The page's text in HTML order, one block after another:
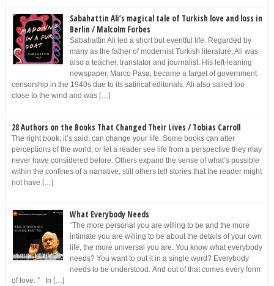
Sabahattin Ali’s magical tale of Turkish love and loss in
Berlin / Malcolm Forbes
Sabahattin Ali led a short but eventful life. Regarded by
many as the father of modernist Turkish literature, Ali was
also a teacher, translator and journalist. His left-leaning
newspaper, Marco Pasa, became a target of government
censorship in the 1940s due to its satirical editorials. Ali also sailed too
close to the wind and was […]
28 Authors on the Books That Changed Their Lives / Tobias Carroll
The right book, it’s said, can change your life. Some books can alter
perceptions of the world, or let a reader see life from a perspective they may
never have considered before. Others expand the sense of what’s possible
within the confines of a narrative; still others tell stories that the reader might
not have […]
What Everybody Needs
“The more personal you are willing to be and the more
intimate you are willing to be about the details of your own
life, the more universal you are. You know what everybody
needs? You want to put it in a single word? Everybody
needs to be understood. And out of that comes every form
of love. ” In […]